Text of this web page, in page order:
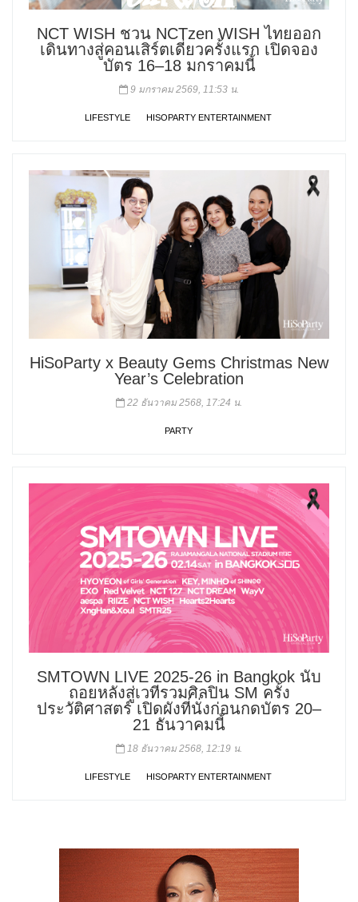
NCT WISH ชวน NCTzen WISH ไทยออก
เดินทางสู่คอนเสิร์ตเดี่ยวครั้งแรก เปิดจอง
บัตร 16–18 มกราคมนี้
9 มกราคม 2569, 11:53 น.
LIFESTYLE HISOPARTY ENTERTAINMENT
HiSoParty x Beauty Gems Christmas New
Year’s Celebration
22 ธันวาคม 2568, 17:24 น.
PARTY
SMTOWN LIVE 2025-26 in Bangkok นับ
ถอยหลังสู่เวทีรวมศิลปิน SM ครั้ง
ประวัติศาสตร์ เปิดผังที่นั่งก่อนกดบัตร 20–
21 ธันวาคมนี้
18 ธันวาคม 2568, 12:19 น.
LIFESTYLE HISOPARTY ENTERTAINMENT